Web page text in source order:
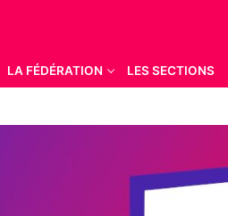
LA FÉDÉRATION LES SECTIONS